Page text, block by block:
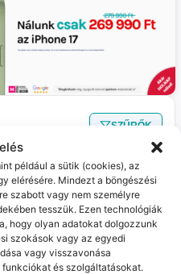
például a sütik (cookies), az
elérésére. Mindezt a böngészési
szabott vagy nem személyre
tesszük. Ezen technológiák
hogy olyan adatokat dolgozzunk
szokások vagy az egyedi
vagy visszavonása
és szolgáltatásokat.
SZŰRŐK
termékünk :(